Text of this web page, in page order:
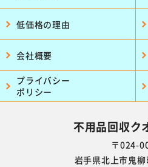
低価格の理由
会社概要
プライバシー
ポリシー
不用品回収ク
〒024-
岩手県北上市鬼